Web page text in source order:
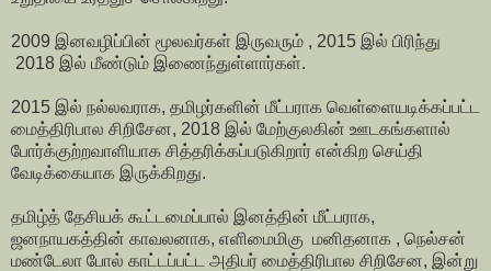
2009 இனவழிப்பின் மூலவர்கள் இருவரும் , 2015 இல் பிரிந்து
2018 இல் மீண்டும் இணைந்துள்ளார்கள்.
2015 இல் நல்லவராக, தமிழர்களின் மீட்பராக வெள்ளையடிக்கப்பட்ட
மைத்திரிபால சிறிசேன, 2018 இல் மேற்குலகின் ஊடகங்களால்
போர்க்குற்றவாளியாக சித்தரிக்கப்படுகிறார் என்கிற செய்தி
வேடிக்கையாக இருக்கிறது.
தமிழ்த் தேசியக் கூட்டமைப்பால் இனத்தின் மீட்பராக,
ஜனநாயகத்தின் காவலனாக, எளிமைமிகு மனிதனாக , நெல்சன்
மண்டேலா போல் காட்டப்பட்ட அதிபர் மைத்திரிபால சிறிசேன, இன்று